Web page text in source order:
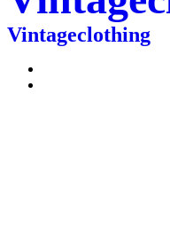
Vintageclothing